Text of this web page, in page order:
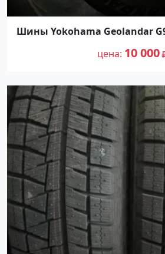
Шины Yokohama Geolandar
цена 10 000